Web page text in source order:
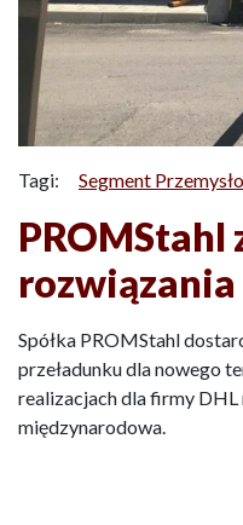
Tagi: Segment
PROMStahl
Spółka PROMStahl
przeładunku dla nowego
realizacjach dla firmy DHL
międzynarodowa.